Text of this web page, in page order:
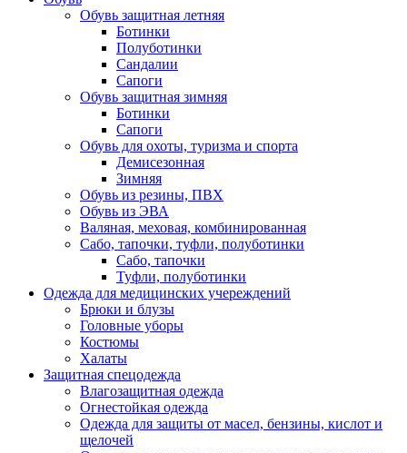
Обувь защитная летняя
Ботинки
Полуботинки
Сандалии
Сапоги
Обувь защитная зимняя
Ботинки
Сапоги
Обувь для охоты, туризма и спорта
Демисезонная
Зимняя
Обувь из резины, ПВХ
Обувь из ЭВА
Валяная, меховая, комбинированная
Сабо, тапочки, туфли, полуботинки
Сабо, тапочки
Туфли, полуботинки
Одежда для медицинских учереждений
Брюки и блузы
Головные уборы
Костюмы
Халаты
Защитная спецодежда
Влагозащитная одежда
Огнестойкая одежда
Одежда для защиты от масел, бензины, кислот и
щелочей